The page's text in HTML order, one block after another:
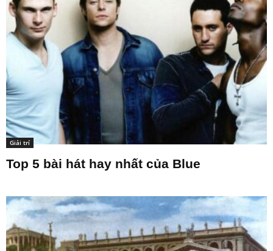
Giải trí
Top 5 bài hát hay nhất của Blue